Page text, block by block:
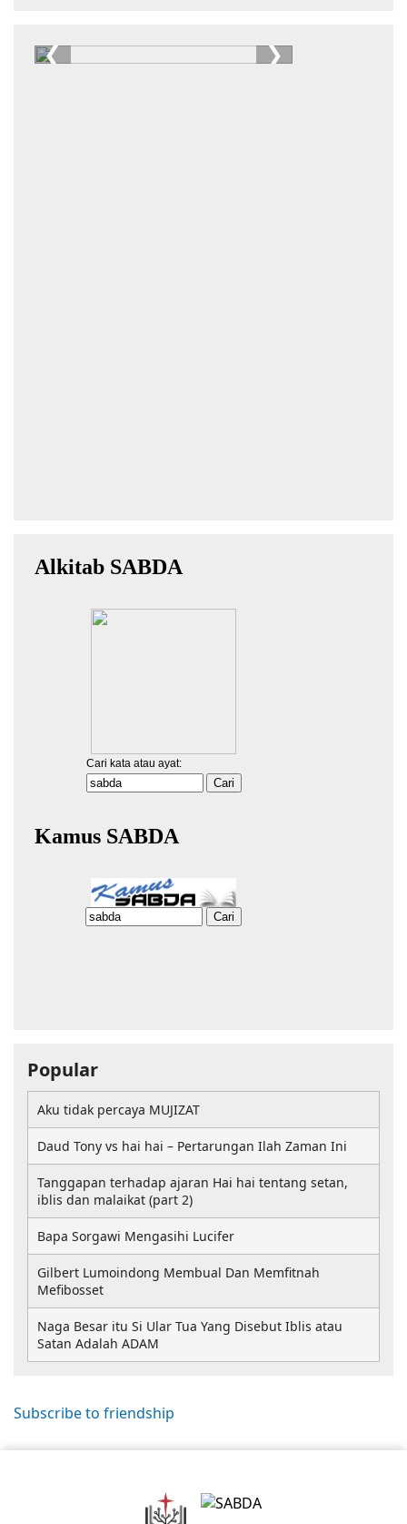
Subscribe to friendship
Popular
Aku tidak percaya MUJIZAT
Daud Tony vs hai hai – Pertarungan Ilah Zaman Ini
Tanggapan terhadap ajaran Hai hai tentang setan,
iblis dan malaikat (part 2)
Bapa Sorgawi Mengasihi Lucifer
Gilbert Lumoindong Membual Dan Memfitnah
Mefibosset
Naga Besar itu Si Ular Tua Yang Disebut Iblis atau
Satan Adalah ADAM